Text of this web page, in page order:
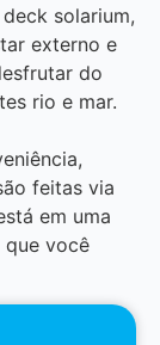
solarium,
externo e
do
rio e mar.
feitas via
em uma
você